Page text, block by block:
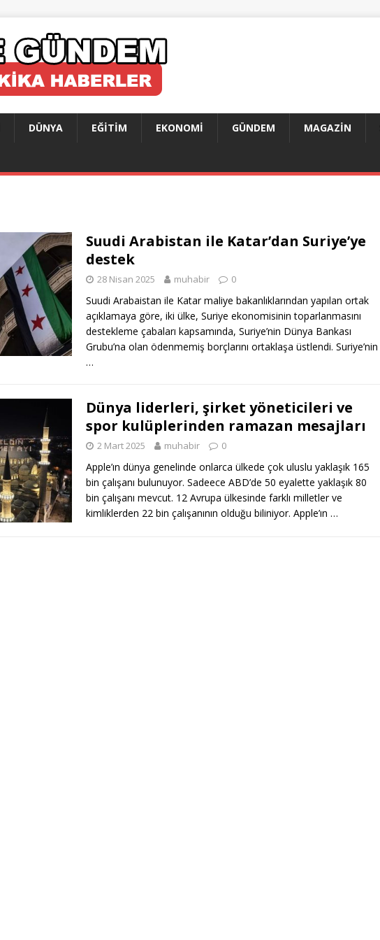
DÜNYA EĞITIM EKONOMI GÜNDEM MAGAZIN
Suudi Arabistan ile Katar’dan Suriye’ye
destek
28 Nisan 2025 muhabir 0
Suudi Arabaistan ile Katar maliye bakanlıklarından yapılan ortak
açıklamaya göre, iki ülke, Suriye ekonomisinin toparlanmasını
destekleme çabaları kapsamında, Suriye’nin Dünya Bankası
Grubu’na olan ödenmemiş borçlarını ortaklaşa üstlendi. Suriye’nin
…
Dünya liderleri, şirket yöneticileri ve
spor kulüplerinden ramazan mesajları
2 Mart 2025 muhabir 0
Apple’ın dünya genelinde onlarca ülkede çok uluslu yaklaşık 165
bin çalışanı bulunuyor. Sadeece ABD’de 50 eyalette yaklaşık 80
bin çalışanı mevcut. 12 Avrupa ülkesinde farklı milletler ve
kimliklerden 22 bin çalışanının olduğu biliniyor. Apple’ın …